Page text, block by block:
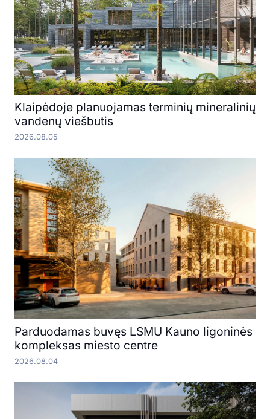
Klaipėdoje planuojamas terminių mineralinių
vandenų viešbutis
2026.08.05
Parduodamas buvęs LSMU Kauno ligoninės
kompleksas miesto centre
2026.08.04